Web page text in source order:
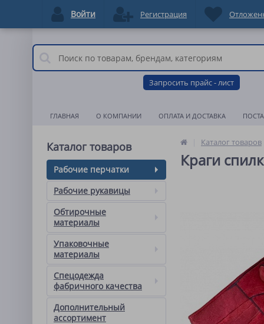
Запросить прайс - лист
ГЛАВНАЯ О КОМПАНИИ ОПЛАТА И ДОСТАВКА
Каталог товаров
Рабочие перчатки
Рабочие рукавицы
Обтирочные
материалы
Упаковочные
материалы
Спецодежда
фабричного качества
Дополнительный
ассортимент
Каталог товаров
Краги
Войти Регистрация